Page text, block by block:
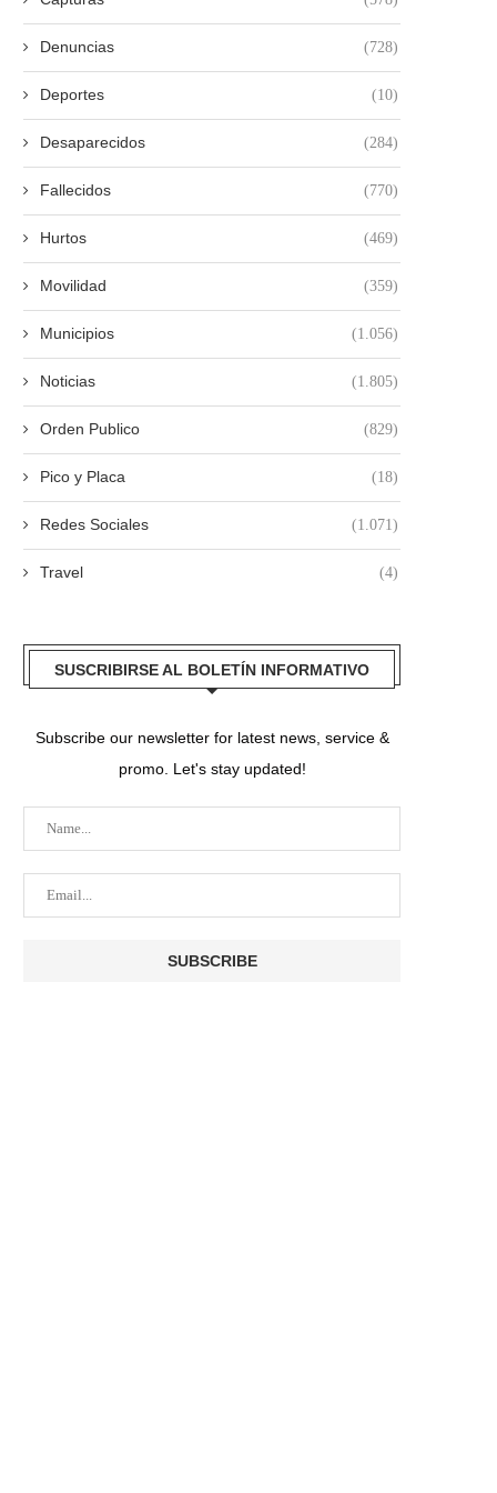
Denuncias (728)
Deportes (10)
Desaparecidos (284)
Fallecidos (770)
Hurtos (469)
Movilidad (359)
Municipios (1.056)
Noticias (1.805)
Orden Publico (829)
Pico y Placa (18)
Redes Sociales (1.071)
Travel (4)
SUSCRIBIRSE AL BOLETÍN INFORMATIVO
Subscribe our newsletter for latest news, service &
promo. Let's stay updated!